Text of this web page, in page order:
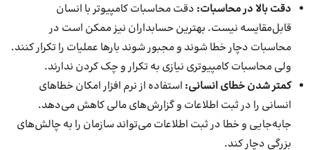
دقت بالا در محاسبات: دقت محاسبات کامپیوتر با انسان
قابل‌مقایسه نیست. بهترین حسابداران نیز ممکن است در
محاسبات دچار خطا شوند و مجبور شوند بارها عملیات را تکرار کنند.
ولی محاسبات کامپیوتری نیازی به تکرار و چک کردن ندارند.
کمتر شدن خطای انسانی: استفاده از نرم افزار امکان خطاهای
انسانی را در ثبت اطلاعات و گزارش‌های مالی کاهش می‌دهد.
جابه‌جایی و خطا در ثبت اطلاعات می‌تواند سازمان را به چالش‌های
بزرگی دچار کند.